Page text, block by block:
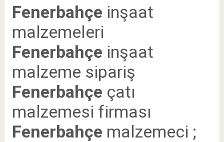
Fenerbahçe inşaat
malzemeleri
Fenerbahçe inşaat
malzeme sipariş
Fenerbahçe çatı
malzemesi firması
Fenerbahçe malzemeci ;